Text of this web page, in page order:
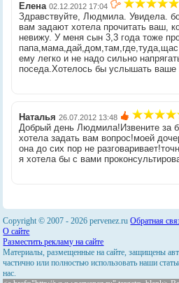
Елена 02.12.2012 17:04
Здравствуйте, Людмила. Увидела.
вам задают хотела прочитать ваш,
невижу. У меня сын 3,3 года тоже
ему легко и не надо сильно
поседа.Хотелось бы услышать ваше
Наталья 26.07.2012 13:48
Добрый день Людмила!Извените за
хотела задать вам вопрос!моей
она до сих пор не
я хотела бы с вами
Copyright © 2007 -2026 pervenez.ruОбратная
О сайте
Разместить рекламу на сайте
Материалы, размещенные на сайте, защищены
частично или полностью использовать наши
нас.